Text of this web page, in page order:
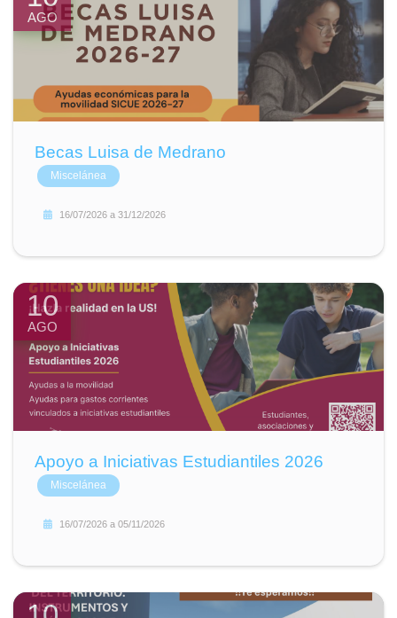
AGO
Becas Luisa de Medrano
Miscelánea
16/07/2026 a 31/12/2026
10
AGO
Apoyo a Iniciativas Estudiantiles 2026
Miscelánea
16/07/2026 a 05/11/2026